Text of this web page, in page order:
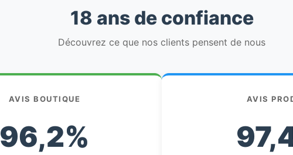
18 ans de confiance
Découvrez ce que nos clients pensent de nous
AVIS BOUTIQUE
96,2%
AVIS